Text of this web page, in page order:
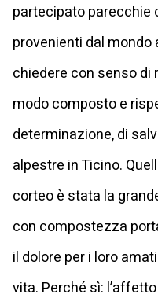
partecipato parecchie
provenienti dal mondo
chiedere con senso
modo composto e
determinazione, di
alpestre in Ticino.
corteo è stata la
con compostezza
il dolore per i loro
vita. Perché sì: